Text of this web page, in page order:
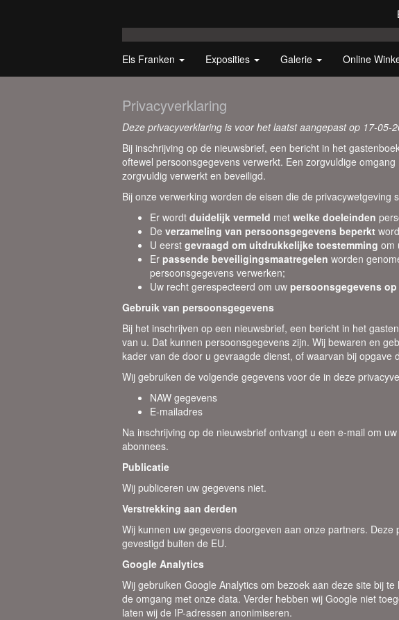
Els Franken Exposities Galerie Online
Privacyverklaring
Deze privacyverklaring is voor het laatst aangepast op 17-05-
Bij inschrijving op de nieuwsbrief, een bericht in het
oftewel persoonsgegevens verwerkt. Een zorgvuldige
zorgvuldig verwerkt en beveiligd.
Bij onze verwerking worden de eisen die de
Er wordt duidelijk vermeld met welke doeleinden
De verzameling van persoonsgegevens beperkt
U eerst gevraagd om uitdrukkelijke toestemming om
Er passende beveiligingsmaatregelen worden
persoonsgegevens verwerken;
Uw recht gerespecteerd om uw persoonsgegevens
Gebruik van persoonsgegevens
Bij het inschrijven op een nieuwsbrief, een bericht in het
van u. Dat kunnen persoonsgegevens zijn. Wij bewaren en
kader van de door u gevraagde dienst, of waarvan bij
Wij gebruiken de volgende gegevens voor de in deze
NAW gegevens
E-mailadres
Na inschrijving op de nieuwsbrief ontvangt u een e-mail om
abonnees.
Publicatie
Wij publiceren uw gegevens niet.
Verstrekking aan derden
Wij kunnen uw gegevens doorgeven aan onze partners.
gevestigd buiten de EU.
Google Analytics
Wij gebruiken Google Analytics om bezoek aan deze site bij
de omgang met onze data. Verder hebben wij Google niet
laten wij de IP-adressen anonimiseren.